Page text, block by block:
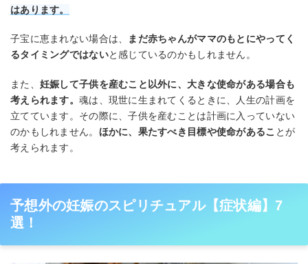
はあります。
子宝に恵まれない場合は、
まだ赤ちゃんがママのもとにやってく
るタイミングではないと感じているのかもしれません。
また、 妊娠して子供を産むこと以外に、大きな使命がある場合も
考えられます。 魂は、現世に生まれてくるときに、人生の計画を
立てています。その際に、子供を産むことは計画に入っていない
のかもしれません。 ほかに、果たすべき目標や使命があるこ とが
考えられます。
予想外の妊娠のスピリチュアル【症状編】7
選！